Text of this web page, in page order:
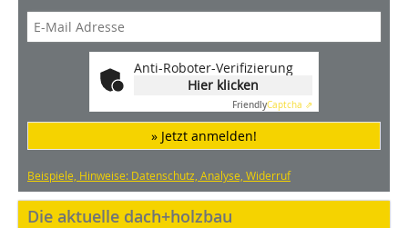
Anti-Roboter-Verifizierung
Hier klicken
FriendlyCaptcha ⇗
» Jetzt anmelden!
Beispiele, Hinweise: Datenschutz, Analyse, Widerruf
Die aktuelle dach+holzbau